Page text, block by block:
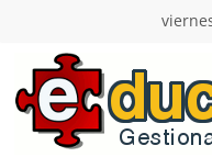
contenido
E-